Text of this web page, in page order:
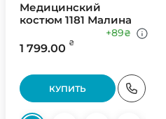
Медицинский
костюм 1181 Малина
1 799.00 ₴
+89₴
КУПИТЬ